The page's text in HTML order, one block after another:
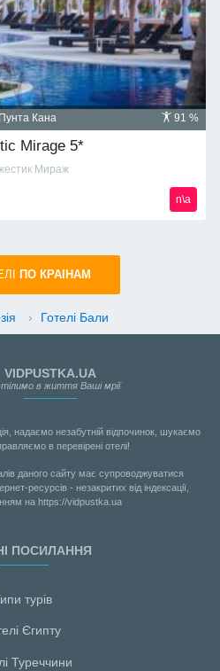
91 %
Пунта Кана
Mirage 5*
Мираж
n\a
ПО КРАIНАМ
› Готелі Бали
VIDPUSTKA.UA
в життя Ваші мрії
надаємо незабутній відпочинок, шукаємо
в перевірені отелі!
даного сайту має супроводжуватися
ресурсів - незакритих від індексації,
на https://vidpustka.ua
ПОСИЛАННЯ
турів
Єгипту
Туреччини